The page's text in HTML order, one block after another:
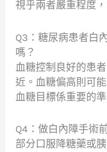
視乎兩者嚴重程度
Q3：糖尿病患者白
嗎？
血糖控制良好的患
近。血糖偏高則可
血糖目標係重要的
Q4：做白內障手術
部分口服降糖藥或